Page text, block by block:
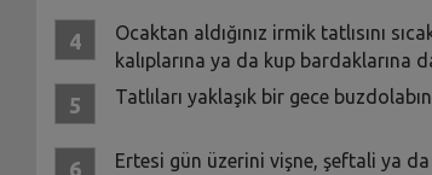
Ocaktan aldığınız irmik tatlısını
kalıplarına ya da kup bardaklarına
Tatlıları yaklaşık bir gece
Ertesi gün üzerini vişne, şeftali ya